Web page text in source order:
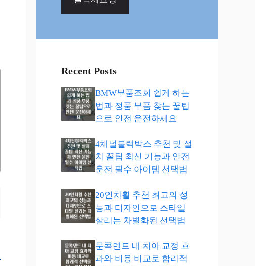
Recent Posts
BMW부품조회 쉽게 하는
법과 정품 부품 찾는 꿀팁
으로 안전 운전하세요
4채널블랙박스 추천 및 설
치 꿀팁 최신 기능과 안전
운전 필수 아이템 선택법
20인치휠 추천 최고의 성
능과 디자인으로 스타일
살리는 차별화된 선택법
문콕덴트 내 치아 교정 효
과와 비용 비교로 합리적